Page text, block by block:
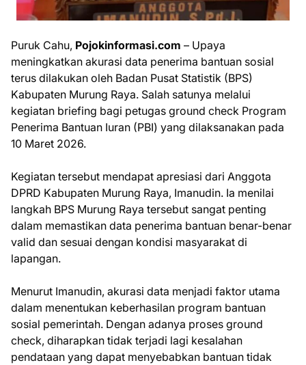
Puruk Cahu, Pojokinformasi.com – Upaya
meningkatkan akurasi data penerima bantuan sosial
terus dilakukan oleh Badan Pusat Statistik (BPS)
Kabupaten Murung Raya. Salah satunya melalui
kegiatan briefing bagi petugas ground check Program
Penerima Bantuan Iuran (PBI) yang dilaksanakan pada
10 Maret 2026.
Kegiatan tersebut mendapat apresiasi dari Anggota
DPRD Kabupaten Murung Raya, Imanudin. Ia menilai
langkah BPS Murung Raya tersebut sangat penting
dalam memastikan data penerima bantuan benar-benar
valid dan sesuai dengan kondisi masyarakat di
lapangan.
Menurut Imanudin, akurasi data menjadi faktor utama
dalam menentukan keberhasilan program bantuan
sosial pemerintah. Dengan adanya proses ground
check, diharapkan tidak terjadi lagi kesalahan
pendataan yang dapat menyebabkan bantuan tidak